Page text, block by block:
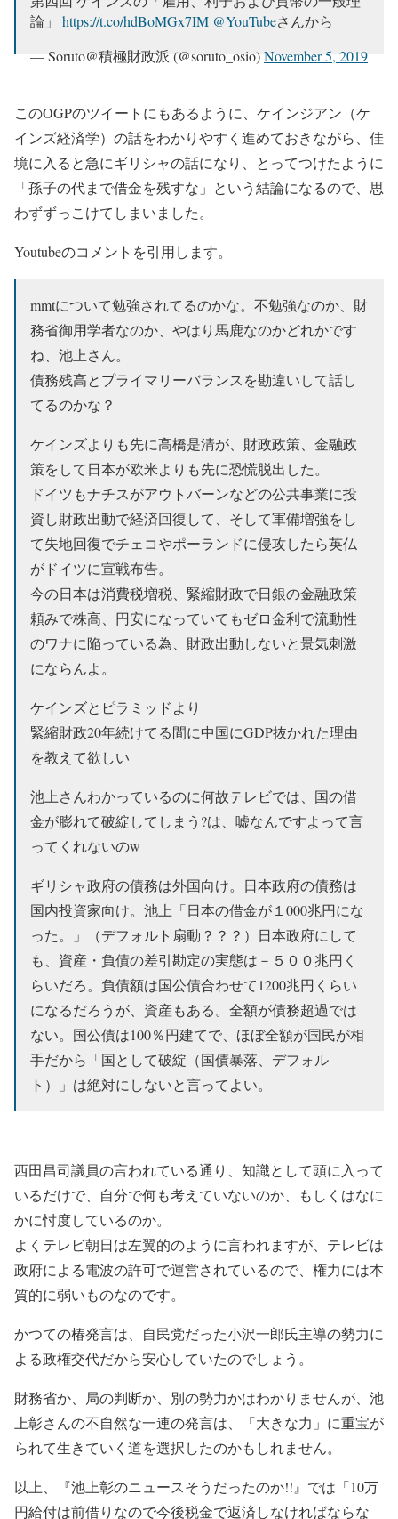
論」 https://t.co/hdBoMGx7IM @YouTubeさんから
— Soruto@積極財政派 (@soruto_osio)November 5, 2019
このOGPのツイートにもあるように、ケインジアン（ケ
インズ経済学）の話をわかりやすく進めておきながら、佳
境に入ると急にギリシャの話になり、とってつけたように
「孫子の代まで借金を残すな」という結論になるので、思
わずずっこけてしまいました。
Youtubeのコメントを引用します。
mmtについて勉強されてるのかな。不勉強なのか、財
務省御用学者なのか、やはり馬鹿なのかどれかです
ね、池上さん。
債務残高とプライマリーバランスを勘違いして話し
てるのかな？
ケインズよりも先に高橋是清が、財政政策、金融政
策をして日本が欧米よりも先に恐慌脱出した。
ドイツもナチスがアウトバーンなどの公共事業に投
資し財政出動で経済回復して、そして軍備増強をし
て失地回復でチェコやポーランドに侵攻したら英仏
がドイツに宣戦布告。
今の日本は消費税増税、緊縮財政で日銀の金融政策
頼みで株高、円安になっていてもゼロ金利で流動性
のワナに陥っている為、財政出動しないと景気刺激
にならんよ。
ケインズとピラミッドより
緊縮財政20年続けてる間に中国にGDP抜かれた理由
を教えて欲しい
池上さんわかっているのに何故テレビでは、国の借
金が膨れて破綻してしまう?は、嘘なんですよって言
ってくれないのw
ギリシャ政府の債務は外国向け。日本政府の債務は
国内投資家向け。池上「日本の借金が１000兆円にな
った。」（デフォルト扇動？？？）日本政府にして
も、資産・負債の差引勘定の実態は－５００兆円く
らいだろ。負債額は国公債合わせて1200兆円くらい
になるだろうが、資産もある。全額が債務超過では
ない。国公債は100％円建てで、ほぼ全額が国民が相
手だから「国として破綻（国債暴落、デフォル
ト）」は絶対にしないと言ってよい。
西田昌司議員の言われている通り、知識として頭に入って
いるだけで、自分で何も考えていないのか、もしくはなに
かに忖度しているのか。
よくテレビ朝日は左翼的のように言われますが、テレビは
政府による電波の許可で運営されているので、権力には本
質的に弱いものなのです。
かつての椿発言は、自民党だった小沢一郎氏主導の勢力に
よる政権交代だから安心していたのでしょう。
財務省か、局の判断か、別の勢力かはわかりませんが、池
上彰さんの不自然な一連の発言は、「大きな力」に重宝が
られて生きていく道を選択したのかもしれません。
以上、『池上彰のニュースそうだったのか!!』では「10万
円給付は前借りなので今後税金で返済しなければならな